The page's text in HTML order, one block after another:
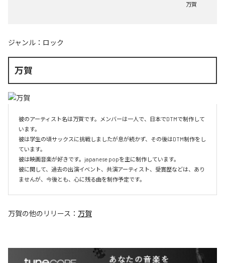
万賀
ジャンル： ロック
万賀
彼のアーティスト名は万賀です。メンバーは一人で、日本でDTMで制作して
います。
彼は学生の頃サックスに挑戦しましたが息が続かず、その後はDTM制作をし
ています。
彼は映画音楽が好きです。japanese popを主に制作しています。
彼に関して、過去の出演イベント、共演アーティスト、受賞歴などは、あり
ませんが、今後とも、心に残る曲を制作予定です。
万賀の他のリリース： 万賀